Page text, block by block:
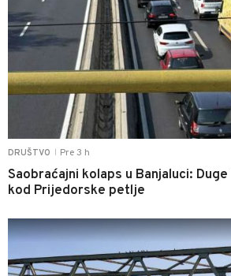
DRUŠTVO Pre 3 h
Saobraćajni kolaps u Banjaluci:
kod Prijedorske petlje